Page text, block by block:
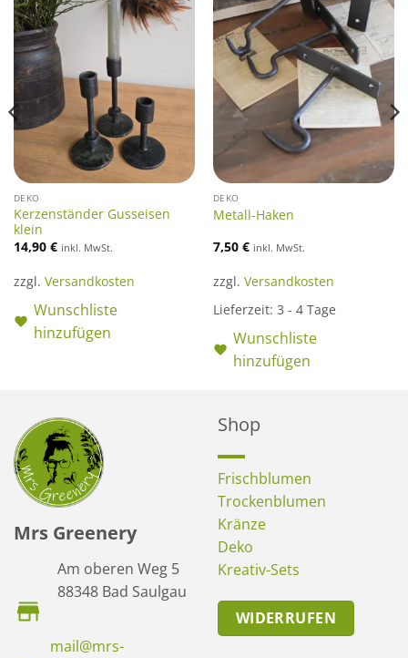
DEKO
Kerzenständer Gusseisen
klein
14,90 € inkl. MwSt.
zzgl. Versandkosten
Wunschliste
hinzufügen
DEKO
Metall-Haken
7,50 € inkl. MwSt.
zzgl. Versandkosten
Lieferzeit: 3 - 4 Tage
Wunschliste
hinzufügen
Mrs Greenery
Am oberen Weg 5
88348 Bad Saulgau
mail@mrs-
Shop
Frischblumen
Trockenblumen
Kränze
Deko
Kreativ-Sets
WIDERRUFEN